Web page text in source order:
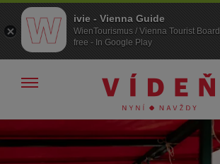
Přejít
na
Přejít
k obsahu
Zobrazit/skrýt
ivie - Vienna Guide
WienTourismus / Vienna Tourist Board
free - In Google Play